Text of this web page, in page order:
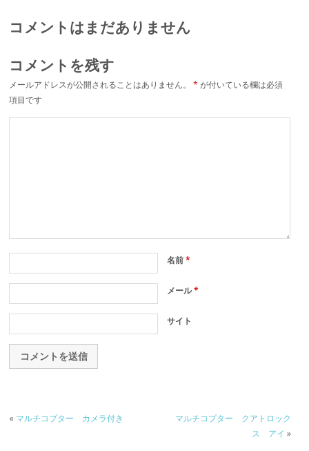
コメントはまだありません
コメントを残す
メールアドレスが公開されることはありません。 * が付いている欄は必須
項目です
名前*
メール*
サイト
« マルチコプター カメラ付き
マルチコプター クアトロック
ス アイ »